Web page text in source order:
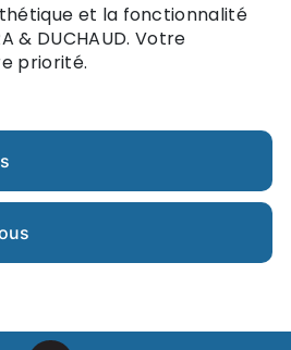
et la fonctionnalité
& DUCHAUD. Votre
priorité.